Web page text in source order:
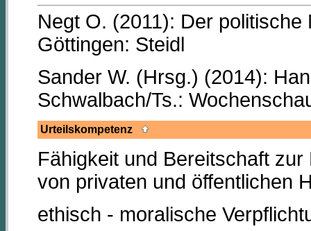
Negt O. (2011): Der
Göttingen: Steidl
Sander W. (Hrsg.) (2014):
Schwalbach/Ts.:
Urteilskompetenz
Fähigkeit und Bereitschaft
von privaten und öffentlichen
ethisch - moralische